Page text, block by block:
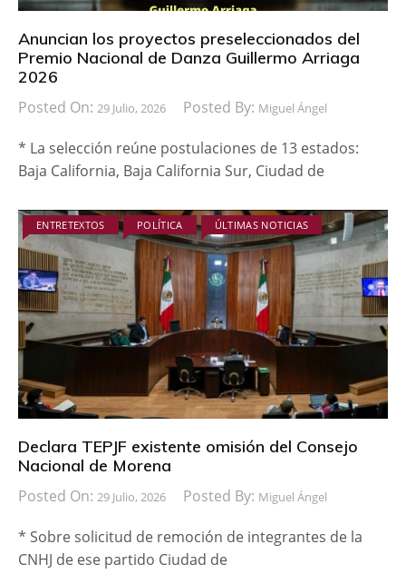
Anuncian los proyectos preseleccionados del
Premio Nacional de Danza Guillermo Arriaga
2026
Posted On: 29 Julio, 2026 Posted By: Miguel Ángel
* La selección reúne postulaciones de 13 estados:
Baja California, Baja California Sur, Ciudad de
ENTRETEXTOS POLÍTICA ÚLTIMAS NOTICIAS
Declara TEPJF existente omisión del Consejo
Nacional de Morena
Posted On: 29 Julio, 2026 Posted By: Miguel Ángel
* Sobre solicitud de remoción de integrantes de la
CNHJ de ese partido Ciudad de